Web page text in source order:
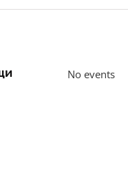
No events